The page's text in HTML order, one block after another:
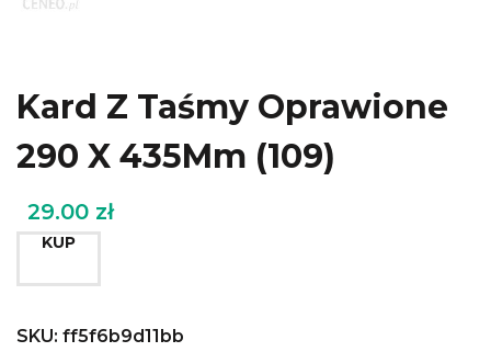
Kard Z Taśmy Oprawione
290 X 435Mm (109)
29.00 zł
KUP
SKU: ff5f6b9d11bb